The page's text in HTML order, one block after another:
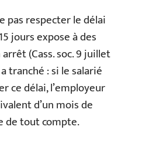
pas respecter le délai
jours expose à des
(Cass. soc. 9 juillet
tranché : si le salarié
ce délai, l’employeur
d’un mois de
de tout compte.